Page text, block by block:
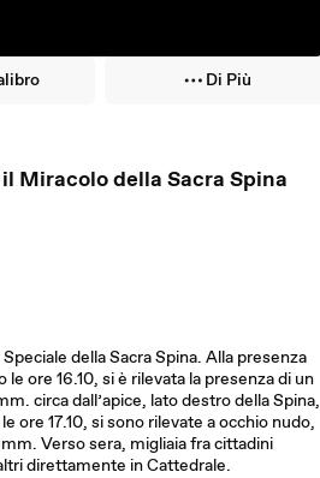
Di Più
Miracolo della Sacra Spina
della Sacra Spina. Alla presenza
ore 16.10, si è rilevata la presenza di un
circa dall’apice, lato destro della Spina,
ore 17.10, si sono rilevate a occhio nudo,
Verso sera, migliaia fra cittadini
direttamente in Cattedrale.